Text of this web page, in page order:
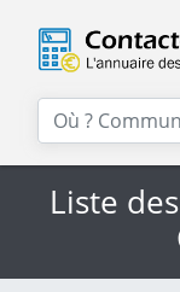
Liste